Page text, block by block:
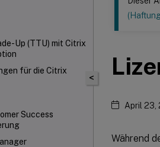
Up (TTU) mit Citrix
für die Citrix
Success
<
April 23,
Während